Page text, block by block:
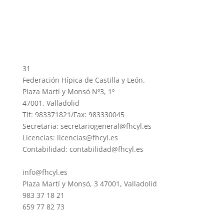
31
Federación Hípica de Castilla y León.
Plaza Martí y Monsó Nº3, 1º
47001, Valladolid
Tlf: 983371821/Fax: 983330045
Secretaria: secretariogeneral@fhcyl.es
Licencias: licencias@fhcyl.es
Contabilidad: contabilidad@fhcyl.es
info@fhcyl.es
Plaza Martí y Monsó, 3 47001, Valladolid
983 37 18 21
659 77 82 73